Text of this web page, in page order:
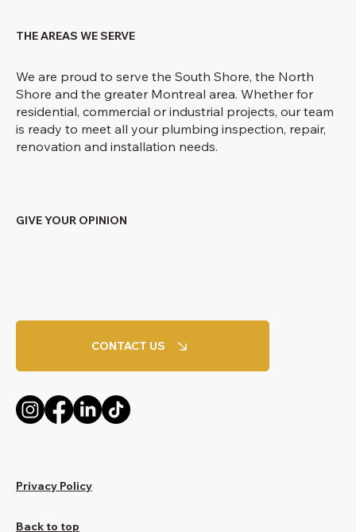
THE AREAS WE SERVE
We are proud to serve the South Shore, the North
Shore and the greater Montreal area. Whether for
residential, commercial or industrial projects, our team
is ready to meet all your plumbing inspection, repair,
renovation and installation needs.
GIVE YOUR OPINION
CONTACT US
Privacy Policy
Back to top